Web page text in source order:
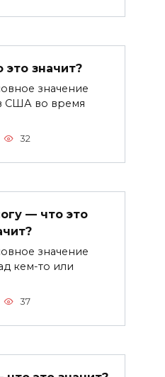
значит?
значение
США во время
32
— что это
значение
кем-то или
37